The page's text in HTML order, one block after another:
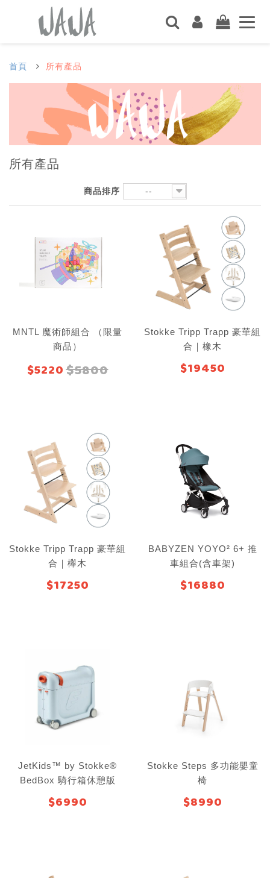
首頁 所有產品
所有產品
商品排序 --
MNTL 魔術師組合 （限量
商品）
$5220$5800
Stokke Tripp Trapp 豪華組
合｜橡木
$19450
Stokke Tripp Trapp 豪華組
合｜櫸木
$17250
BABYZEN YOYO² 6+ 推
車組合(含車架)
$16880
JetKids™ by Stokke®
BedBox 騎行箱休憩版
$6990
Stokke Steps 多功能嬰童
椅
$8990